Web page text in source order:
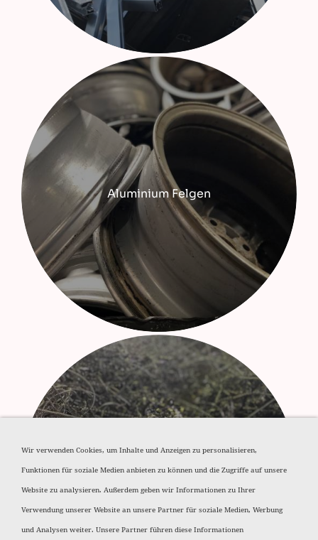
Aluminium Felgen
Aluminium Späne
Wir verwenden Cookies, um Inhalte und Anzeigen zu personalisieren,
Funktionen für soziale Medien anbieten zu können und die Zugriffe auf unsere
Website zu analysieren. Außerdem geben wir Informationen zu Ihrer
Verwendung unserer Website an unsere Partner für soziale Medien, Werbung
und Analysen weiter. Unsere Partner führen diese Informationen